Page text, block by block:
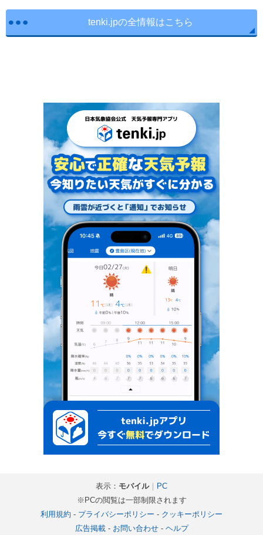
tenki.jpの全情報はこちら
表示： モバイル｜ PC
※PCの閲覧は一部制限されます
利用規約 - プライバシーポリシー - クッキーポリシー
広告掲載- お問い合わせ- ヘルプ